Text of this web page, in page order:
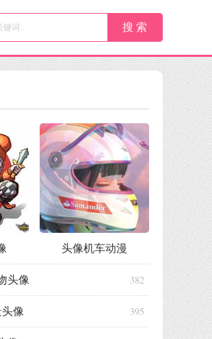
头像机车动漫
头像 382
像 395